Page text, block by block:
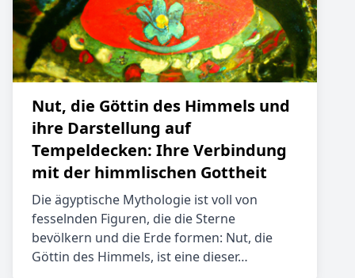
Nut, die Göttin des Himmels und
ihre Darstellung auf
Tempeldecken: Ihre Verbindung
mit der himmlischen Gottheit
Die ägyptische Mythologie ist voll von
fesselnden Figuren, die die Sterne
bevölkern und die Erde formen: Nut, die
Göttin des Himmels, ist eine dieser…